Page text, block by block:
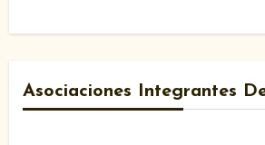
Asociaciones Integrantes